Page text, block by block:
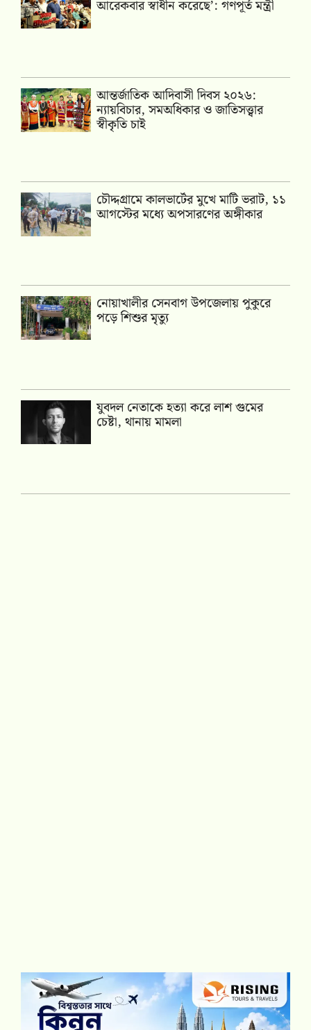
আরেকবার স্বাধীন করেছে’: গণপূর্ত মন্ত্রী
আন্তর্জাতিক আদিবাসী দিবস ২০২৬:
ন্যায়বিচার, সমঅধিকার ও জাতিসত্ত্বার
স্বীকৃতি চাই
চৌদ্দগ্রামে কালভার্টের মুখে মাটি ভরাট, ১১
আগস্টের মধ্যে অপসারণের অঙ্গীকার
নোয়াখালীর সেনবাগ উপজেলায় পুকুরে
পড়ে শিশুর মৃত্যু
যুবদল নেতাকে হত্যা করে লাশ গুমের
চেষ্টা, থানায় মামলা